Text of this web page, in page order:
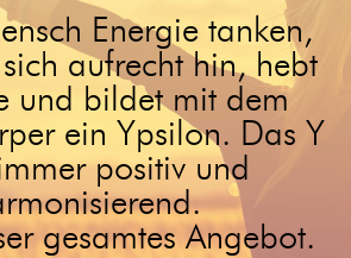
Energie tanken,
aufrecht hin, hebt
und bildet mit dem
ein Ypsilon. Das Y
positiv und
gesamtes Angebot.